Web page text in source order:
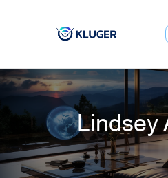
Lindsey